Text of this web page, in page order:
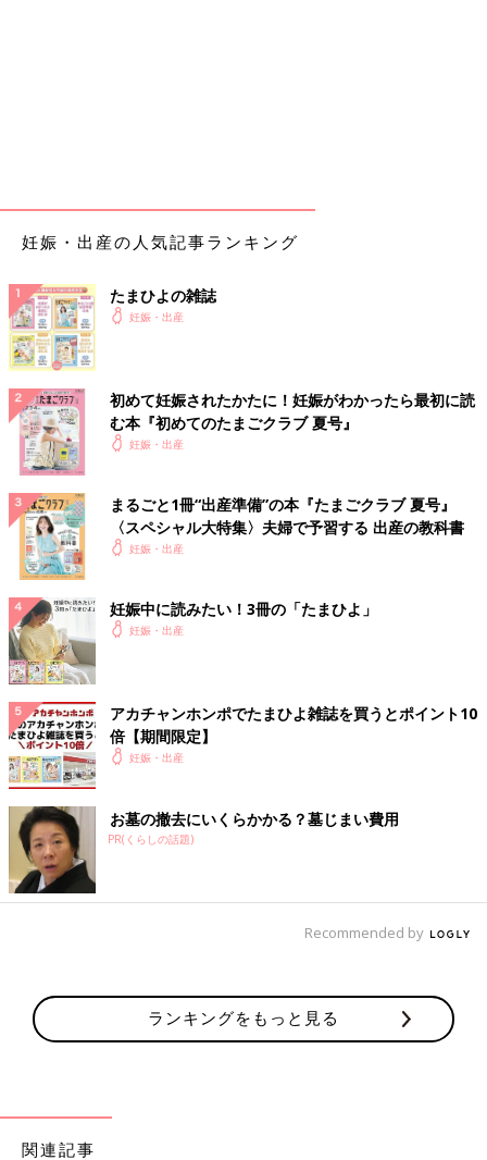
う。体質が遺伝することはありますが、親が花粉症だからといっ
て子どもも必ず花粉症になるかどうかはわかりません。環境も影
う。
妊娠中の花粉症、軽減するためにできることってあ
る？
花粉症対策の第一は、花粉をつけないこと。花粉量が多いときの
外出は避けるか、マスクやめがねなど対策を万全にして出かけま
しょう。また、家の中に花粉を入れないようにすることも大切で
す。花粉シーズンは洗濯物は外に干さないようにしましょう。
そして、症状がつらいからといって市販の飲み薬、点鼻薬、点眼
薬を自己判断で使うのはやめましょう。妊娠中でも使用できる薬
がありますから、
妊娠中でもできるおすすめの花粉症対策
TAGSTOCK1/gettyimages
毎日の生活のなかに取り入れられる花粉症対策を紹介。実践した
●花粉症用のマスクをつける
妊娠・出産の人気記事ランキング
たまひよの雑誌
妊娠・出産
初めて妊娠されたかたに！妊娠がわかったら最初に読
む本『初めてのたまごクラブ 夏号』
妊娠・出産
まるごと1冊“出産準備”の本『たまごクラブ 夏号』
〈スペシャル大特集〉夫婦で予習する 出産の教科書
妊娠・出産
妊娠中に読みたい！3冊の「たまひよ」
妊娠・出産
アカチャンホンポでたまひよ雑誌を買うとポイント10
倍【期間限定】
妊娠・出産
お墓の撤去にいくらかかる？墓じまい費用
PR(くらしの話題)
Recommended by
ランキングをもっと見る
関連記事